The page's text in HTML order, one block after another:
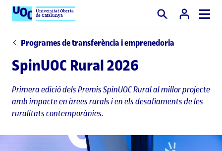
Universitat Oberta
de Catalunya Cercar
Programes de transferència i emprenedoria
SpinUOC Rural 2026
Primera edició dels Premis SpinUOC Rural al millor projecte
amb impacte en àrees rurals i en els desafiaments de les
ruralitats contemporànies.